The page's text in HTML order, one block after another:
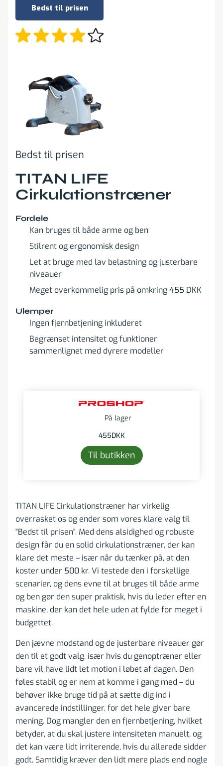
Bedst til prisen
Bedst til prisen
TITAN LIFE
Cirkulationstræner
Fordele
Kan bruges til både arme og ben
Stilrent og ergonomisk design
Let at bruge med lav belastning og justerbare
niveauer
Meget overkommelig pris på omkring 455 DKK
Ulemper
Ingen fjernbetjening inkluderet
Begrænset intensitet og funktioner
sammenlignet med dyrere modeller
På lager
455DKK
Til butikken
TITAN LIFE Cirkulationstræner har virkelig
overrasket os og ender som vores klare valg til
"Bedst til prisen". Med dens alsidighed og robuste
design får du en solid cirkulationstræner, der kan
klare det meste – især når du tænker på, at den
koster under 500 kr. Vi testede den i forskellige
scenarier, og dens evne til at bruges til både arme
og ben gør den super praktisk, hvis du leder efter en
maskine, der kan det hele uden at fylde for meget i
budgettet.
Den jævne modstand og de justerbare niveauer gør
den til et godt valg, især hvis du genoptræner eller
bare vil have lidt let motion i løbet af dagen. Den
føles stabil og er nem at komme i gang med – du
behøver ikke bruge tid på at sætte dig ind i
avancerede indstillinger, for det hele giver bare
mening. Dog mangler den en fjernbetjening, hvilket
betyder, at du skal justere intensiteten manuelt, og
det kan være lidt irriterende, hvis du allerede sidder
godt. Samtidig kræver den lidt mere plads end nogle